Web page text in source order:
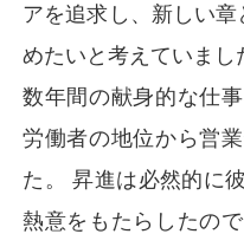
アを追求し、新しい
めたいと考えていまし
数年間の献身的な仕
労働者の地位から営
た。 昇進は必然的に
熱意をもたらしたの